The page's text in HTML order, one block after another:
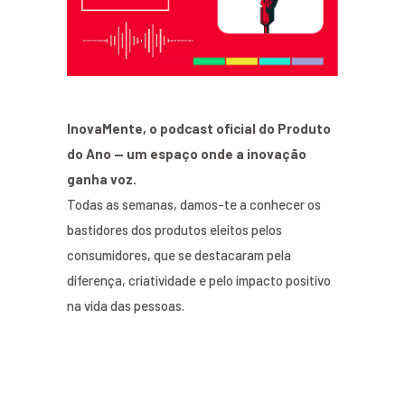
InovaMente, o podcast oficial do Produto
do Ano — um espaço onde a inovação
ganha voz.
Todas as semanas, damos-te a conhecer os
bastidores dos produtos eleitos pelos
consumidores, que se destacaram pela
diferença, criatividade e pelo impacto positivo
na vida das pessoas.